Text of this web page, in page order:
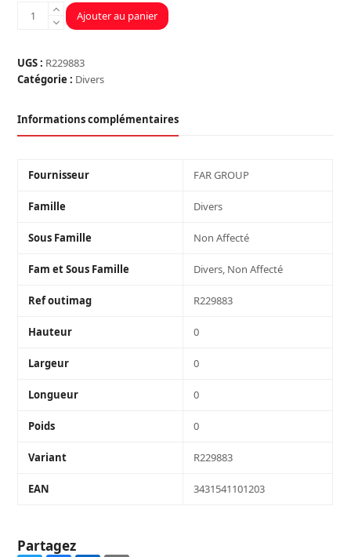
quantité
DE
SERRAGE
Ajouter au panier
UGS : R229883
Catégorie : Divers
Informations complémentaires
Fournisseur FAR GROUP
Famille Divers
Sous Famille Non Affecté
Fam et Sous Famille Divers, Non Affecté
Ref outimag R229883
Hauteur 0
Largeur 0
Longueur 0
Poids 0
Variant R229883
EAN 3431541101203
Partagez